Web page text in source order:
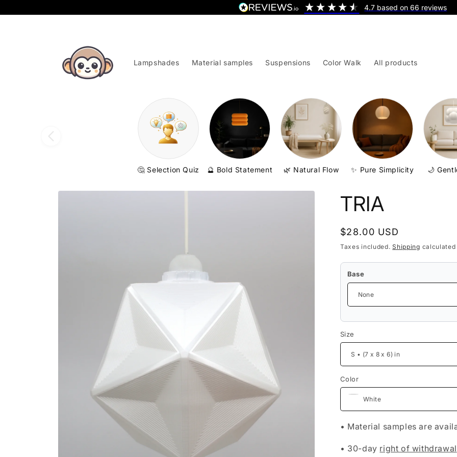
content
4.7 based on66 reviews
Lampshades Material samples Suspensions Color Walk All products
🤔 Selection Quiz 🔮 Bold Statement 🌿 Natural Flow ✨ Pure Simplicity 🌙
Skip to
TRIA
Regular
price
$28.00 USD
Taxes included.Shipping
Base
Size
Color
• Material samples are
• 30-day right of withdrawal